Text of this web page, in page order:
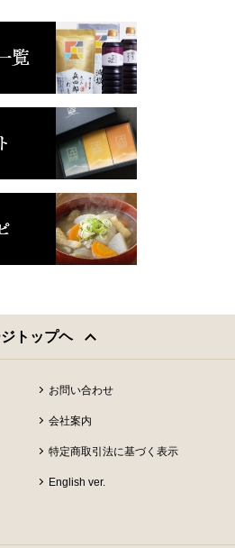
トップヘ
お問い合わせ
会社案内
特定商取引法に基づく表示
English ver.